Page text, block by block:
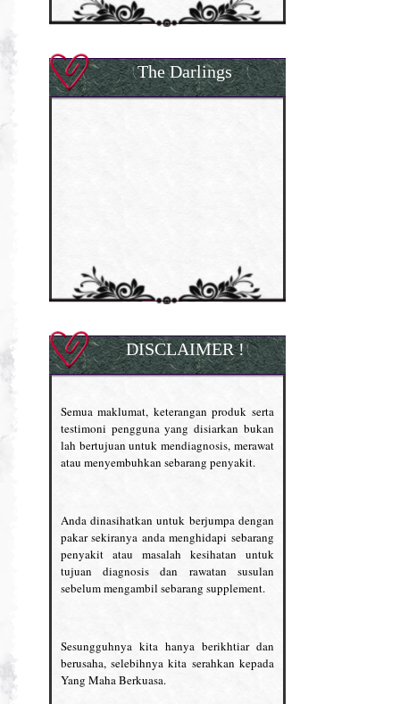
The Darlings
DISCLAIMER !
Semua maklumat, keterangan produk serta
testimoni pengguna yang disiarkan bukan
lah bertujuan untuk mendiagnosis, merawat
atau menyembuhkan sebarang penyakit.
Anda dinasihatkan untuk berjumpa dengan
pakar sekiranya anda menghidapi sebarang
penyakit atau masalah kesihatan untuk
tujuan diagnosis dan rawatan susulan
sebelum mengambil sebarang supplement.
Sesungguhnya kita hanya berikhtiar dan
berusaha, selebihnya kita serahkan kepada
Yang Maha Berkuasa.